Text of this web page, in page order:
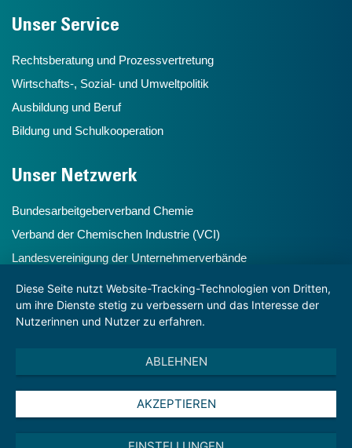
Unser Service
Rechtsberatung und Prozessvertretung
Wirtschafts-, Sozial- und Umweltpolitik
Ausbildung und Beruf
Bildung und Schulkooperation
Unser Netzwerk
Bundesarbeitgeberverband Chemie
Verband der Chemischen Industrie (VCI)
Landesvereinigung der Unternehmerverbände
Chemiehochdrei
Hinweise
Impressum und Disclaimer
Datenschutzhinweise für Veranstaltungen
Diese Seite nutzt Website-Tracking-Technologien von Dritten,
um ihre Dienste stetig zu verbessern und das Interesse der
Nutzerinnen und Nutzer zu erfahren.
ABLEHNEN
AKZEPTIEREN